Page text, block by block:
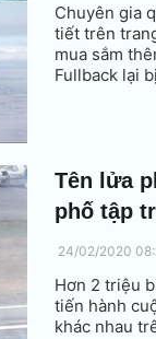
Chuyên gia
tiết trên
mua sắm
Fullback lại
Tên lửa
phố tập
24/02/2020
Hơn 2 triệu
tiến hành
khác nhau